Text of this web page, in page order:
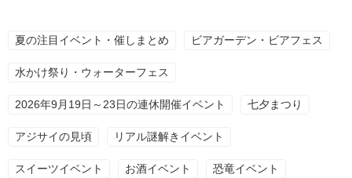
夏の注目イベント・催しまとめ ビアガーデン・ビアフェス
水かけ祭り・ウォーターフェス
2026年9月19日～23日の連休開催イベント 七夕まつり
アジサイの見頃 リアル謎解きイベント
スイーツイベント お酒イベント 恐竜イベント